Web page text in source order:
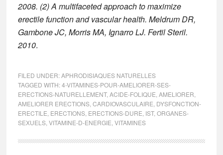
2008. (2) A multifaceted approach to maximize
erectile function and vascular health. Meldrum DR,
Gambone JC, Morris MA, Ignarro LJ. Fertil Steril.
2010.
FILED UNDER:APHRODISIAQUES NATURELLES
TAGGED WITH:4-VITAMINES-POUR-AMELIORER-SES-
ERECTIONS-NATURELLEMENT, ACIDE-FOLIQUE AMELIORER
AMELIORER ERECTIONS, CARDIOVASCULAIRE DYSFONCTION-
ERECTILE ERECTIONS, ERECTIONS-DURE IST, ORGANES-
SEXUELS, VITAMINE-D-ENERGIE VITAMINES